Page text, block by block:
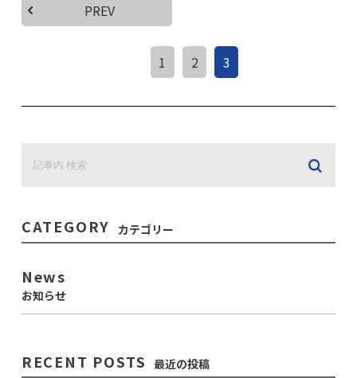
PREV
1 2 3
CATEGORY カテゴリー
News
お知らせ
RECENT POSTS 最近の投稿